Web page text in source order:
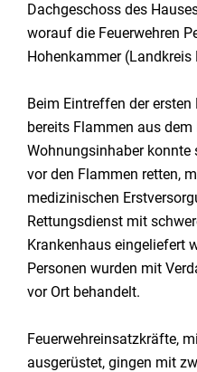
Dachgeschoss des
worauf die Feuerwehren
Hohenkammer
Beim Eintreffen der
bereits Flammen aus dem
Wohnungsinhaber konnte
vor den Flammen retten,
medizinischen
Rettungsdienst mit
Krankenhaus eingeliefert
Personen wurden mit
vor Ort behandelt.
Feuerwehreinsatzkräfte,
ausgerüstet, gingen mit